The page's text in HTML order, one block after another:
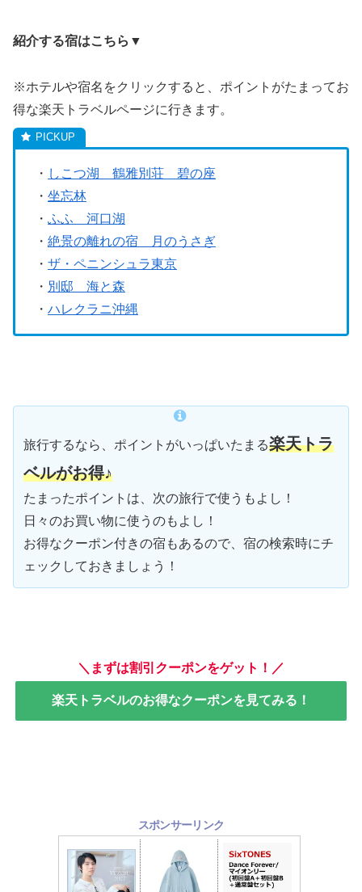
紹介する宿はこちら▼
※ホテルや宿名をクリックすると、ポイントがたまってお
得な楽天トラベルページに行きます。
・ しこつ湖 鶴雅別荘 碧の座
・ 坐忘林
・ ふふ 河口湖
・ 絶景の離れの宿 月のうさぎ
・ ザ・ペニンシュラ東京
・ 別邸 海と森
・ ハレクラニ沖縄
旅行するなら、ポイントがいっぱいたまる楽天トラ
ベルがお得♪
たまったポイントは、次の旅行で使うもよし！
日々のお買い物に使うのもよし！
お得なクーポン付きの宿もあるので、宿の検索時にチ
ェックしておきましょう！
＼まずは割引クーポンをゲット！／
楽天トラベルのお得なクーポンを見てみる！
スポンサーリンク